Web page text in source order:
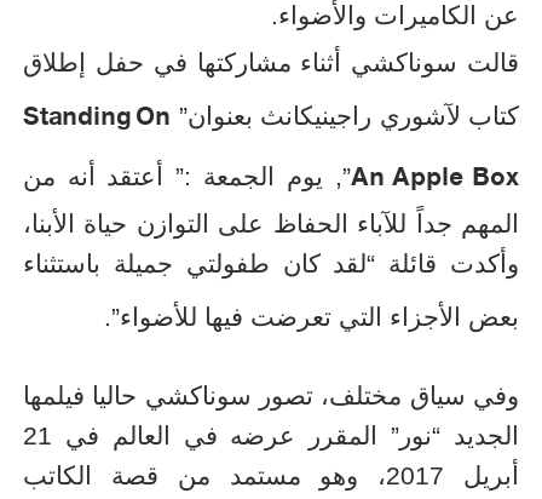
عن الكاميرات والأضواء.
قالت سوناكشي أثناء مشاركتها في حفل إطلاق
كتاب لآشوري راجينيكانث بعنوان” Standing On
An Apple Box”, يوم الجمعة :” أعتقد أنه من
المهم جداً للآباء الحفاظ على التوازن حياة الأبنا،
وأكدت قائلة “لقد كان طفولتي جميلة باستثناء
بعض الأجزاء التي تعرضت فيها للأضواء”.
وفي سياق مختلف، تصور سوناكشي حاليا فيلمها
الجديد “نور” المقرر عرضه في العالم في 21
أبريل 2017، وهو مستمد من قصة الكاتب